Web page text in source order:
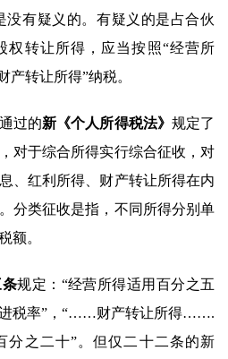
没有疑义的。有疑义的是占合伙
权转让所得，应当按照“经营所
产转让所得”纳税。
过的新 《个人所得税法》 规定了
对于综合所得实行综合征收，对
、红利所得、财产转让所得在内
分类征收是指，不同所得分别单
额。
条规定：“经营所得适用百分之五
进税率”，“……财产转让所得…….
分之二十”。但仅二十二条的新